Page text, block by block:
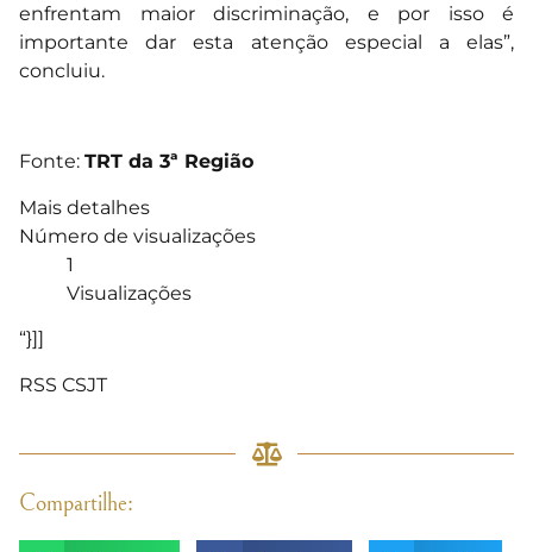
enfrentam maior discriminação, e por isso é
importante dar esta atenção especial a elas”,
concluiu.
Fonte: TRT da 3ª Região
Mais detalhes
Número de visualizações
1
Visualizações
“}]]
RSS CSJT
Compartilhe: